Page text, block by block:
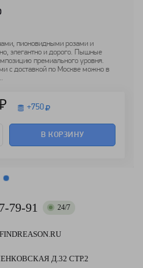
пионовидными розами и
элегантно и дорого. Пышные
премиального уровня.
с доставкой по Москве можно в
+750
В КОРЗИНУ
79-91 24/7
Д.32 СТР.2